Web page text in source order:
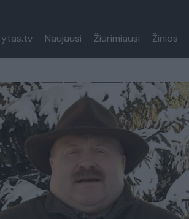
Naujausi Žiūrimiausi Žinios
Ukrainą